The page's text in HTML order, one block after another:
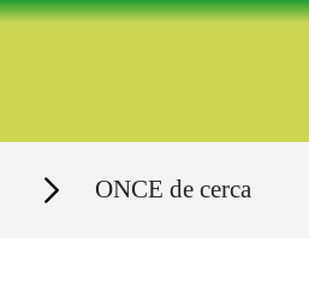
Secciones ONCE de cerca